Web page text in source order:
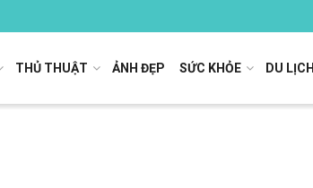
THỦ THUẬT ẢNH ĐẸP SỨC KHỎE DU LỊCH